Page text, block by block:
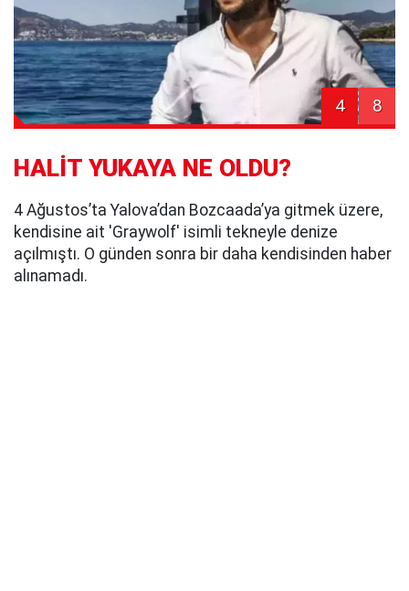
4 8
HALİT YUKAYA NE OLDU?
4 Ağustos’ta Yalova’dan Bozcaada’ya gitmek üzere,
kendisine ait 'Graywolf' isimli tekneyle denize
açılmıştı. O günden sonra bir daha kendisinden haber
alınamadı.